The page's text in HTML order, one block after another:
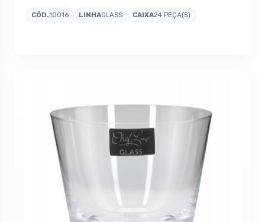
CÓD.10016 LINHAGLASS CAIXA24 PEÇA(S)